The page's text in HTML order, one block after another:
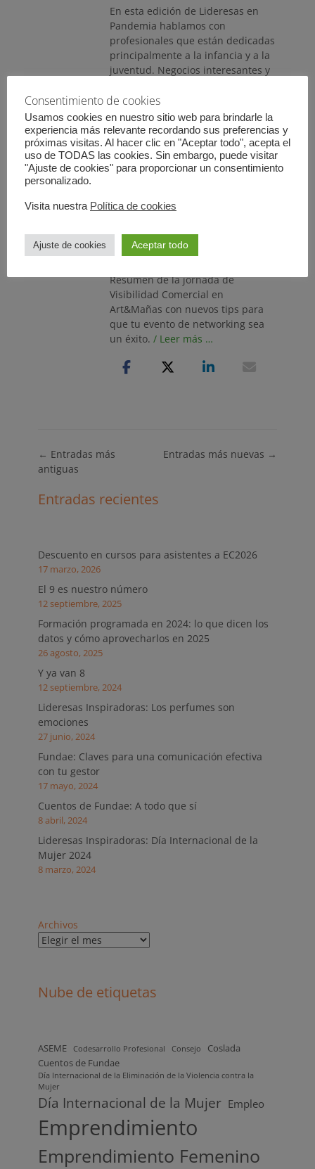
En esta edición de Lideresas en
Pandemia hablamos con
profesionales que están dedicadas
principalmente a la infancia y a la
juventud. Negocios interesantes y
Visibilidad Comercial:
Publicado10 junio, 2021
comentario
Resumen de la jornada de
Visibilidad Comercial en
Art&Mañas con nuevos tips para
que tu evento de networking sea
un éxito. / Leer más …
Navegación
de
← Entradas más
antiguas
Entradas más nuevas →
Entradas recientes
Descuento en cursos para asistentes a EC2026
17 marzo, 2026
El 9 es nuestro número
12 septiembre, 2025
Formación programada en 2024: lo que dicen los
datos y cómo aprovecharlos en 2025
26 agosto, 2025
Y ya van 8
12 septiembre, 2024
Lideresas Inspiradoras: Los perfumes son
emociones
27 junio, 2024
Fundae: Claves para una comunicación efectiva
con tu gestor
17 mayo, 2024
Cuentos de Fundae: A todo que sí
8 abril, 2024
Lideresas Inspiradoras: Día Internacional de la
Mujer 2024
8 marzo, 2024
Archivos
Nube de etiquetas
ASEME Codesarrollo Profesional Consejo
Coslada
Cuentos de Fundae
Día Internacional de la Eliminación de la Violencia contra la
Mujer
Día Internacional de la Mujer Empleo
Emprendimiento
Emprendimiento Femenino
Consentimiento de cookies
Usamos cookies en nuestro sitio web para brindarle la
experiencia más relevante recordando sus preferencias y
próximas visitas. Al hacer clic en "Aceptar todo", acepta el
uso de TODAS las cookies. Sin embargo, puede visitar
"Ajuste de cookies" para proporcionar un consentimiento
personalizado.
Visita nuestra Política de cookies
Ajuste de cookies Aceptar todo